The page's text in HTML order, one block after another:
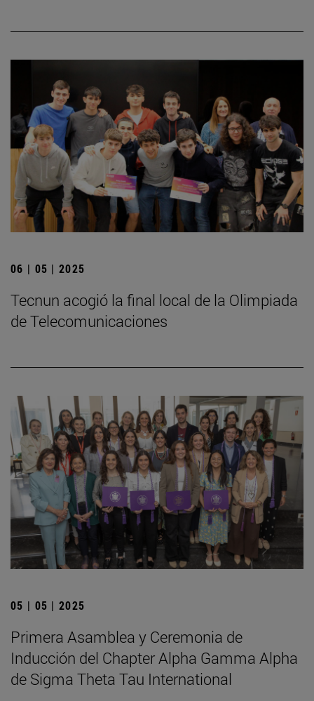
06 | 05 | 2025
­Tecnun acogió la final local de la Olimpiada
de Telecomunicaciones
05 | 05 | 2025
Primera Asamblea y Ceremonia de
Inducción del Chapter Alpha Gamma Alpha
de Sigma Theta Tau International